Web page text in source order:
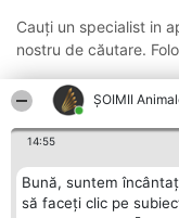
ŞOIMII
14:55
Bună, suntem
să faceți clic pe
Cauți un specialist in
nostru de căutare.